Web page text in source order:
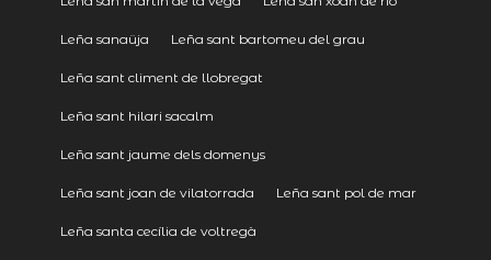
Leña sanaüja Leña sant bartomeu del grau
Leña sant climent de llobregat
Leña sant hilari sacalm
Leña sant jaume dels domenys
Leña sant joan de vilatorrada Leña sant pol de mar
Leña santa cecília de voltregà